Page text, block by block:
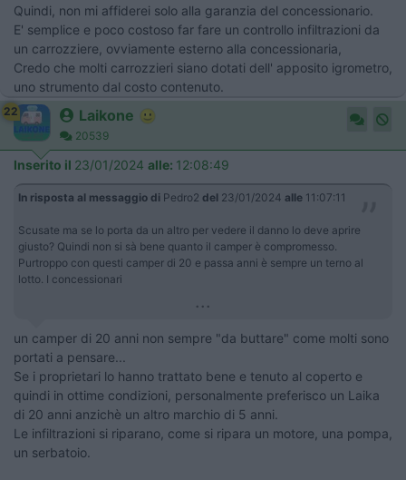
Quindi, non mi affiderei solo alla garanzia del concessionario.
E' semplice e poco costoso far fare un controllo infiltrazioni da
un carrozziere, ovviamente esterno alla concessionaria,
Credo che molti carrozzieri siano dotati dell' apposito igrometro,
uno strumento dal costo contenuto.
22 Laikone
20539
Inserito il 23/01/2024 alle: 12:08:49
In risposta al messaggio di Pedro2 del 23/01/2024 alle 11:07:11
Scusate ma se lo porta da un altro per vedere il danno lo deve aprire
giusto? Quindi non si sà bene quanto il camper è compromesso.
Purtroppo con questi camper di 20 e passa anni è sempre un terno al
lotto. I concessionari
...
un camper di 20 anni non sempre "da buttare" come molti sono
portati a pensare...
Se i proprietari lo hanno trattato bene e tenuto al coperto e
quindi in ottime condizioni, personalmente preferisco un Laika
di 20 anni anzichè un altro marchio di 5 anni.
Le infiltrazioni si riparano, come si ripara un motore, una pompa,
un serbatoio.